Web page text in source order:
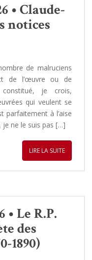
• Claude-
notices
de malruciens
de l’œuvre ou de
je crois,
qui veulent se
parfaitement à l’aise
je ne le suis pas […]
LIRE LA SUITE
Le R.P.
des
1890)